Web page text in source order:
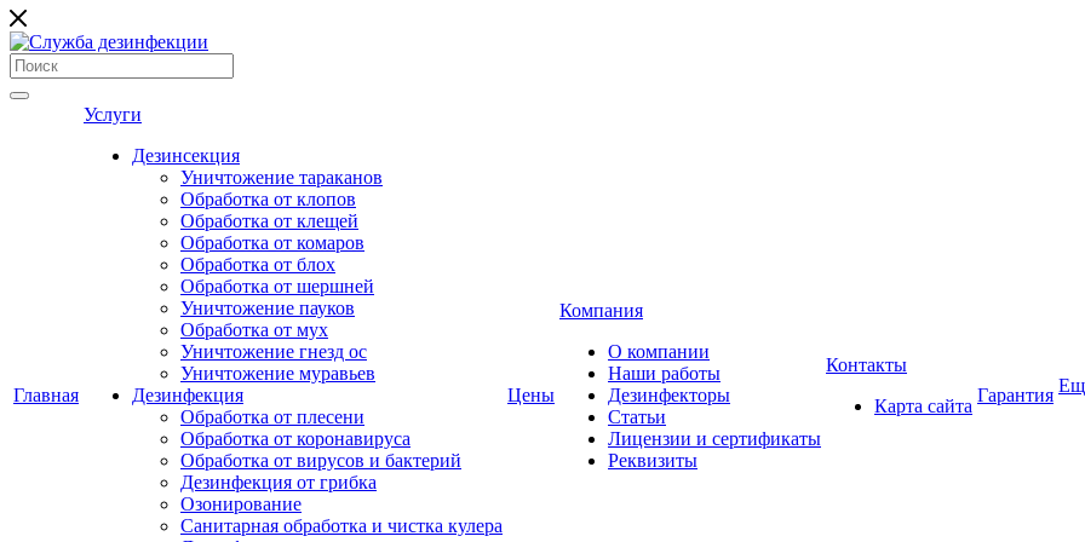
Главная
Услуги
Дезинсекция
Уничтожение тараканов
Обработка от клопов
Обработка от клещей
Обработка от комаров
Обработка от блох
Обработка от шершней
Уничтожение пауков
Обработка от мух
Уничтожение гнезд ос
Уничтожение муравьев
Дезинфекция
Обработка от плесени
Обработка от коронавируса
Обработка от вирусов и бактерий
Дезинфекция от грибка
Озонирование
Санитарная обработка и чистка кулера
Цены
Компания
О компании
Наши работы
Дезинфекторы
Статьи
Лицензии и сертификаты
Реквизиты
Контакты
Карта сайта
Гарантия